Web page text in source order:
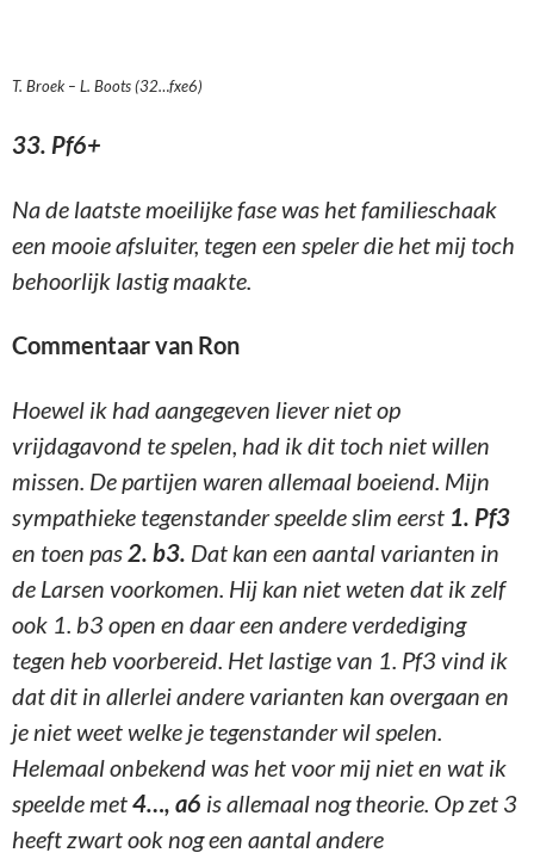
T. Broek – L. Boots (32…fxe6)
33. Pf6+
Na de laatste moeilijke fase was het familieschaak
een mooie afsluiter, tegen een speler die het mij toch
behoorlijk lastig maakte.
Commentaar van Ron
Hoewel ik had aangegeven liever niet op
vrijdagavond te spelen, had ik dit toch niet willen
missen. De partijen waren allemaal boeiend. Mijn
sympathieke tegenstander speelde slim eerst 1. Pf3
en toen pas2. b3. Dat kan een aantal varianten in
de Larsen voorkomen. Hij kan niet weten dat ik zelf
ook 1. b3 open en daar een andere verdediging
tegen heb voorbereid. Het lastige van 1. Pf3 vind ik
dat dit in allerlei andere varianten kan overgaan en
je niet weet welke je tegenstander wil spelen.
Helemaal onbekend was het voor mij niet en wat ik
speelde met4…, a6 is allemaal nog theorie. Op zet 3
heeft zwart ook nog een aantal andere